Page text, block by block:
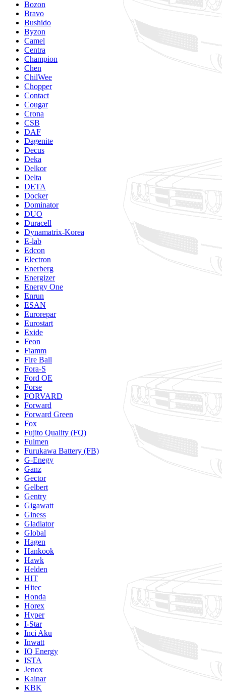
Bozon
Bravo
Bushido
Byzon
Camel
Centra
Champion
Chen
ChilWee
Chopper
Contact
Cougar
Crona
CSB
DAF
Dagenite
Decus
Deka
Delkor
Delta
DETA
Docker
Dominator
DUO
Duracell
Dynamatrix-Korea
E-lab
Edcon
Electron
Enerberg
Energizer
Energy One
Enrun
ESAN
Eurorepar
Eurostart
Exide
Feon
Fiamm
Fire Ball
Fora-S
Ford OE
Forse
FORVARD
Forward
Forward Green
Fox
Fujito Quality (FQ)
Fulmen
Furukawa Battery (FB)
G-Enegy
Ganz
Gector
Gelbert
Gentry
Gigawatt
Giness
Gladiator
Global
Hagen
Hankook
Hawk
Helden
HIT
Hitec
Honda
Horex
Hyper
I-Star
Inci Aku
Inwatt
IQ Energy
ISTA
Jenox
Kainar
KBK